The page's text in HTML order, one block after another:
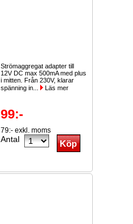
Strömaggregat adapter till
12V DC max 500mA med plus
i mitten. Från 230V, klarar
spänning in...
Läs mer
99:-
79:- exkl. moms
Antal